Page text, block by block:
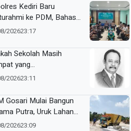
Kediri Baru
ke PDM, Bahas
Jaga Kamtibmas
202623:17
Sekolah Masih
yang
202623:11
Gosari Mulai Bangun
Putra, Uruk Lahan
81 Dump Truck
202623:09